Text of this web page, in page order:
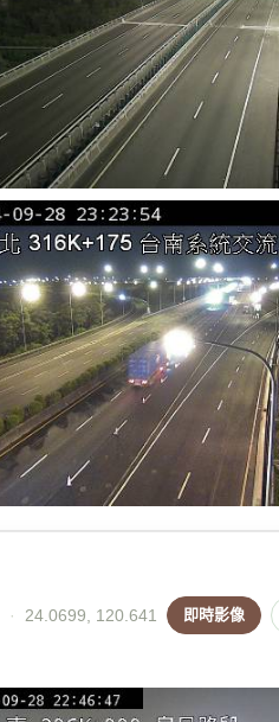
· 24.0699, 120.641 即時影像